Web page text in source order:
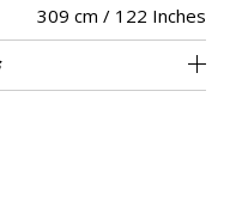
309 cm / 122 Inches
<3%
Raccord libre
De haut
66
Turquie